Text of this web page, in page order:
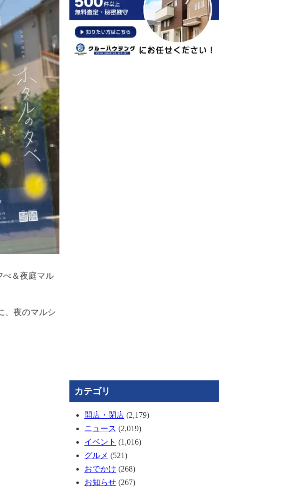
べ＆夜庭マル
、夜のマルシ
カテゴリ
開店・閉店 (2,179)
ニュース (2,019)
イベント (1,016)
グルメ (521)
おでかけ (268)
お知らせ (267)